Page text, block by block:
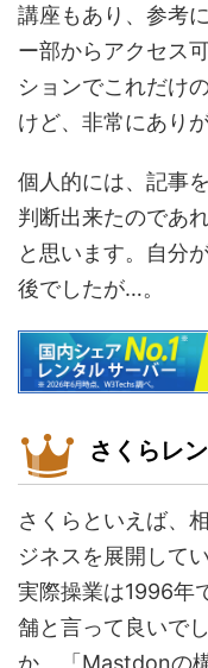
講座もあり、参考
ー部からアクセス
ションでこれだけ
けど、非常にあり
個人的には、記事
判断出来たのであ
と思います。自分
後でしたが…。
さくらレ
さくらといえば、
ジネスを展開して
実際操業は1996年
舗と言って良いで
か、「Mastdonの